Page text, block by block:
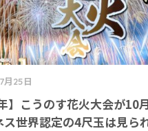
月25日
】こうのす花火大会が10
ス世界認定の4尺玉は見ら